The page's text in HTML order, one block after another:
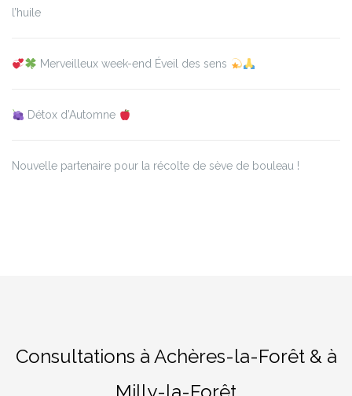
l’huile
Merveilleux week-end Éveil des sens
Détox d’Automne
Nouvelle partenaire pour la récolte de sève de bouleau !
Consultations à Achères-la-Forêt & à